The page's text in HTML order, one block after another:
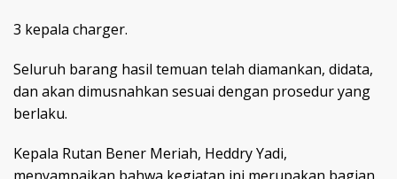
3 kepala charger.
Seluruh barang hasil temuan telah diamankan, didata,
dan akan dimusnahkan sesuai dengan prosedur yang
berlaku.
Kepala Rutan Bener Meriah, Heddry Yadi,
menyampaikan bahwa kegiatan ini merupakan bagian